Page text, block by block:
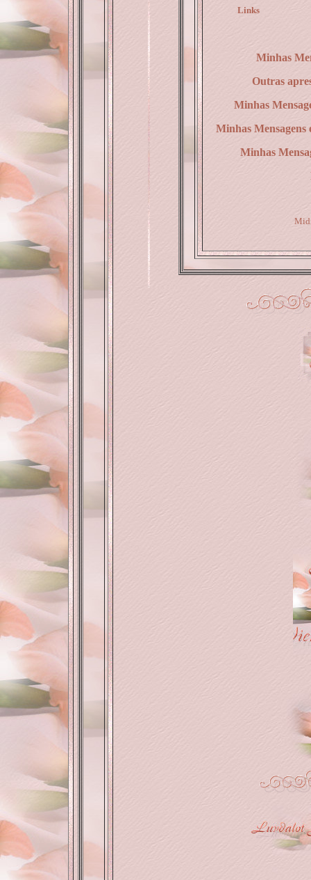
Links
Minhas
Outras
Minhas
Minhas
Minhas